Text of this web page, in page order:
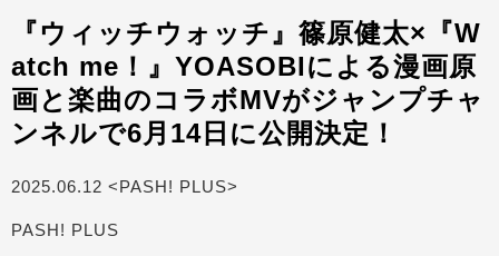
『ウィッチウォッチ』篠原健太×『W
atch me！』YOASOBIによる漫画原
画と楽曲のコラボMVがジャンプチャ
ンネルで6月14日に公開決定！
2025.06.12 <PASH! PLUS>
PASH! PLUS